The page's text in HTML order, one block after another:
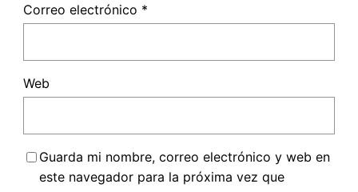
Correo electrónico *
Web
Guarda mi nombre, correo electrónico y web en
este navegador para la próxima vez que